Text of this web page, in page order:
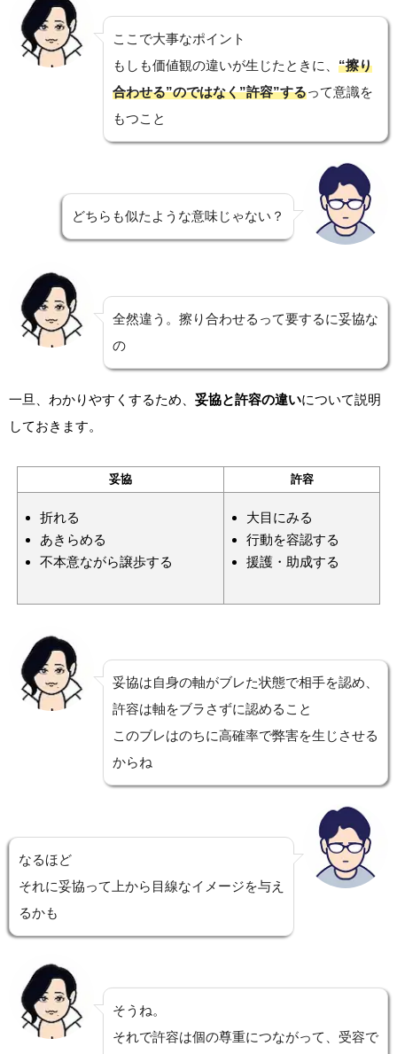
ここで大事なポイント
もしも価値観の違いが生じたときに、 “擦り
合わせる”のではなく”許容”するって意識を
もつこと
どちらも似たような意味じゃない？
全然違う。擦り合わせるって要するに妥協な
の
一旦、わかりやすくするため、 妥協と許容の違いについて説明
しておきます。
妥協 許容
折れる
あきらめる
不本意ながら譲歩する
大目にみる
行動を容認する
援護・助成する
妥協は自身の軸がブレた状態で相手を認め、
許容は軸をブラさずに認めること
このブレはのちに高確率で弊害を生じさせる
からね
なるほど
それに妥協って上から目線なイメージを与え
るかも
そうね。
それで許容は個の尊重につながって、受容で